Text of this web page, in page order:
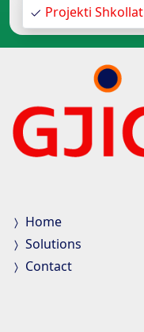
Projekti Shkollat
Home
Solutions
Contact